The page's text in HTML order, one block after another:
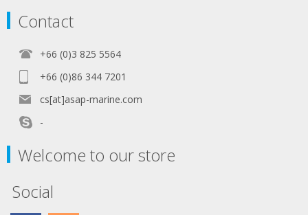
Contact
+66 (0)3 825 5564
+66 (0)86 344 7201
cs[at]asap-marine.com
-
Welcome to our store
Social